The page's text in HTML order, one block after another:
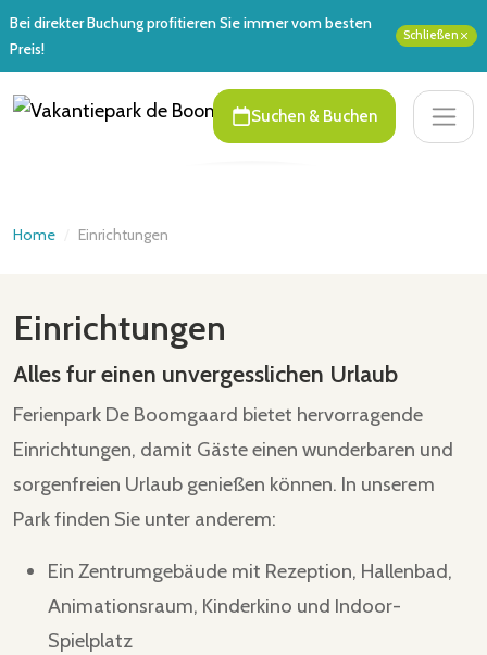
Bei direkter Buchung profitieren Sie immer vom besten
Preis!
Schließen
Suchen & Buchen
Home Einrichtungen
Einrichtungen
Alles fur einen unvergesslichen Urlaub
Ferienpark De Boomgaard bietet hervorragende
Einrichtungen, damit Gäste einen wunderbaren und
sorgenfreien Urlaub genießen können. In unserem
Park finden Sie unter anderem:
Ein Zentrumgebäude mit Rezeption, Hallenbad,
Animationsraum, Kinderkino und Indoor-
Spielplatz